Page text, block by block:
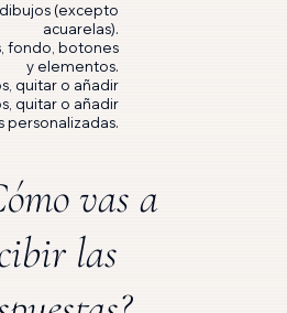
(excepto
acuarelas).
fondo, botones
y elementos.
quitar o añadir
quitar o añadir
personalizadas.
vas a
las